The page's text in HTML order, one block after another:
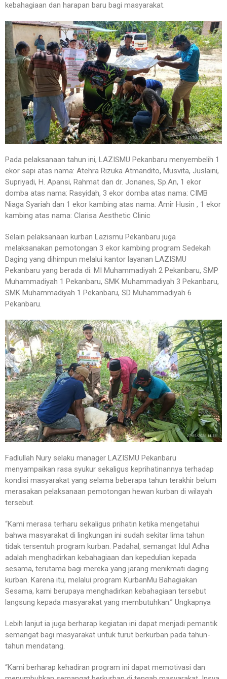
kebahagiaan dan harapan baru bagi masyarakat.
Pada pelaksanaan tahun ini, LAZISMU Pekanbaru menyembelih 1
ekor sapi atas nama: Atehra Rizuka Atmandito, Musvita, Juslaini,
Supriyadi, H. Apansi, Rahmat dan dr. Jonanes, Sp.An, 1 ekor
domba atas nama: Rasyidah, 3 ekor domba atas nama: CIMB
Niaga Syariah dan 1 ekor kambing atas nama: Amir Husin , 1 ekor
kambing atas nama: Clarisa Aesthetic Clinic
Selain pelaksanaan kurban Lazismu Pekanbaru juga
melaksanakan pemotongan 3 ekor kambing program Sedekah
Daging yang dihimpun melalui kantor layanan LAZISMU
Pekanbaru yang berada di: MI Muhammadiyah 2 Pekanbaru, SMP
Muhammadiyah 1 Pekanbaru, SMK Muhammadiyah 3 Pekanbaru,
SMK Muhammadiyah 1 Pekanbaru, SD Muhammadiyah 6
Pekanbaru.
Fadlullah Nury selaku manager LAZISMU Pekanbaru
menyampaikan rasa syukur sekaligus keprihatinannya terhadap
kondisi masyarakat yang selama beberapa tahun terakhir belum
merasakan pelaksanaan pemotongan hewan kurban di wilayah
tersebut.
“Kami merasa terharu sekaligus prihatin ketika mengetahui
bahwa masyarakat di lingkungan ini sudah sekitar lima tahun
tidak tersentuh program kurban. Padahal, semangat Idul Adha
adalah menghadirkan kebahagiaan dan kepedulian kepada
sesama, terutama bagi mereka yang jarang menikmati daging
kurban. Karena itu, melalui program KurbanMu Bahagiakan
Sesama, kami berupaya menghadirkan kebahagiaan tersebut
langsung kepada masyarakat yang membutuhkan.” Ungkapnya
Lebih lanjut ia juga berharap kegiatan ini dapat menjadi pemantik
semangat bagi masyarakat untuk turut berkurban pada tahun-
tahun mendatang.
“Kami berharap kehadiran program ini dapat memotivasi dan